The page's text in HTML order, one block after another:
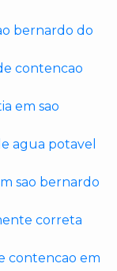
bernardo do
contencao
em sao
agua potavel
sao bernardo
correta
contencao em